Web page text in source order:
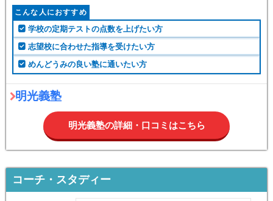
こんな人におすすめ
学校の定期テストの点数を上げたい方
志望校に合わせた指導を受けたい方
めんどうみの良い塾に通いたい方
明光義塾
明光義塾の詳細・口コミはこちら
コーチ・スタディー